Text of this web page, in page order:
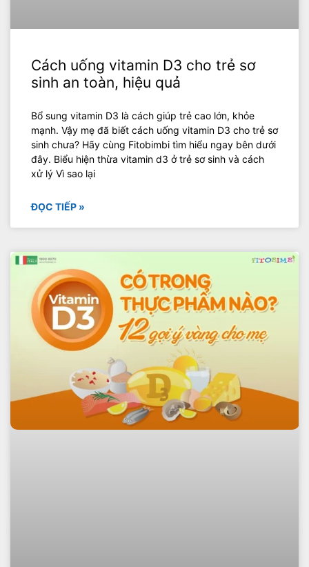
Cách uống vitamin D3 cho trẻ sơ
sinh an toàn, hiệu quả
Bổ sung vitamin D3 là cách giúp trẻ cao lớn, khỏe
mạnh. Vậy mẹ đã biết cách uống vitamin D3 cho trẻ sơ
sinh chưa? Hãy cùng Fitobimbi tìm hiểu ngay bên dưới
đây. Biểu hiện thừa vitamin d3 ở trẻ sơ sinh và cách
xử lý Vì sao lại
ĐỌC TIẾP »